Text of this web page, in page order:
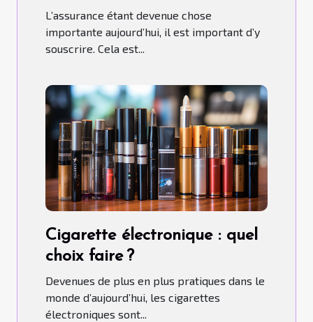
L’assurance étant devenue chose
importante aujourd’hui, il est important d’y
souscrire. Cela est...
Cigarette électronique : quel
choix faire ?
Devenues de plus en plus pratiques dans le
monde d’aujourd’hui, les cigarettes
électroniques sont...